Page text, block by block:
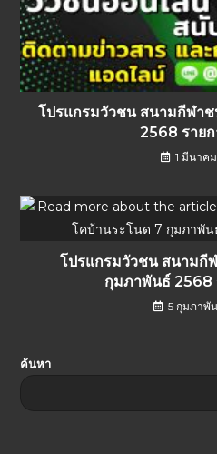
โปรแกรมวัวชน สนามกีฬา
2568 ราย
1 มีนาค
โปรแกรมวัวชน สนามกี
กุมภาพันธ์ 2568
5 กุมภาพั
ค้นหา